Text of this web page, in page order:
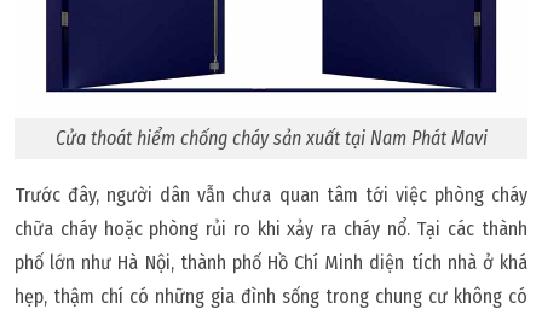
Cửa thoát hiểm chống cháy sản xuất tại Nam Phát Mavi
Trước đây, người dân vẫn chưa quan tâm tới việc phòng cháy
chữa cháy hoặc phòng rủi ro khi xảy ra cháy nổ. Tại các thành
phố lớn như Hà Nội, thành phố Hồ Chí Minh diện tích nhà ở khá
hẹp, thậm chí có những gia đình sống trong chung cư không có